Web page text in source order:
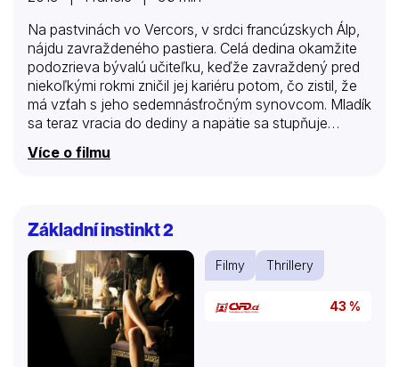
Na pastvinách vo Vercors, v srdci francúzskych Álp,
nájdu zavraždeného pastiera. Celá dedina okamžite
podozrieva bývalú učiteľku, keďže zavraždený pred
niekoľkými rokmi zničil jej kariéru potom, čo zistil, že
má vzťah s jeho sedemnásťročným synovcom. Mladík
sa teraz vracia do dediny a napätie sa stupňuje…
Více o filmu
Základní instinkt 2
Filmy Thrillery
43 %